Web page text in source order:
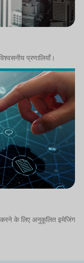
प्रणालियाँ।
करने के लिए अनुकूलित इमेजिंग